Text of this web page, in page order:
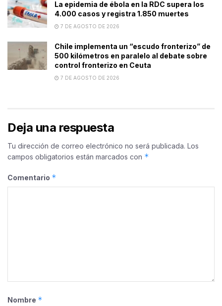
La epidemia de ébola en la RDC supera los
4.000 casos y registra 1.850 muertes
7 DE AGOSTO DE 2026
Chile implementa un “escudo fronterizo” de
500 kilómetros en paralelo al debate sobre
control fronterizo en Ceuta
7 DE AGOSTO DE 2026
Deja una respuesta
Tu dirección de correo electrónico no será publicada. Los
campos obligatorios están marcados con *
Comentario *
Nombre *